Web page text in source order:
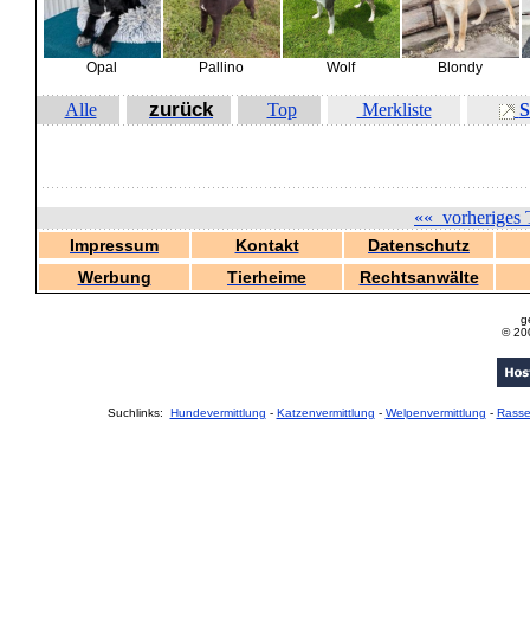
Opal Pallino Wolf Blondy
Alle zurück Top Merkliste
«« vorheriges
Impressum Kontakt
Datenschutz
Werbung
Tierheime Rechtsanwälte
©
Suchlinks: Hundevermittlung - Katzenvermittlung - Welpenvermittlung -